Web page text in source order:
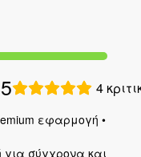
4
εφαρμογή •
σύγχρονα και